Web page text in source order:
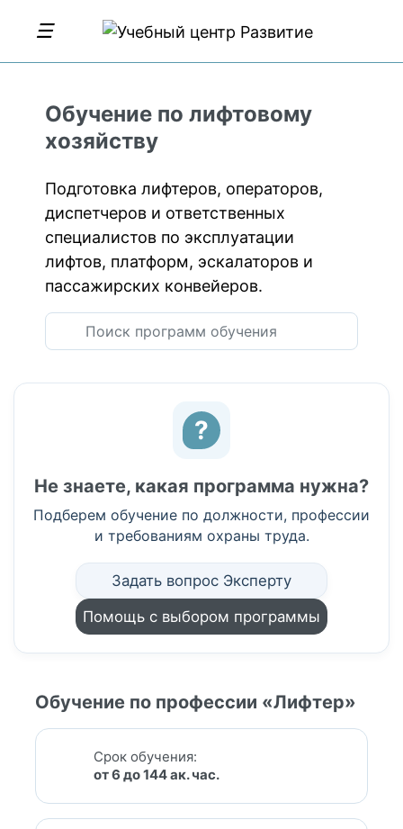
Обучение по лифтовому
хозяйству
Подготовка лифтеров, операторов,
диспетчеров и ответственных
специалистов по эксплуатации
лифтов, платформ, эскалаторов и
пассажирских конвейеров.
?
Не знаете, какая программа нужна?
Подберем обучение по должности, профессии
и требованиям охраны труда.
Задать вопрос Эксперту
Помощь с выбором программы
Обучение по профессии «Лифтер»
Срок обучения:
от 6 до 144 ак. час.